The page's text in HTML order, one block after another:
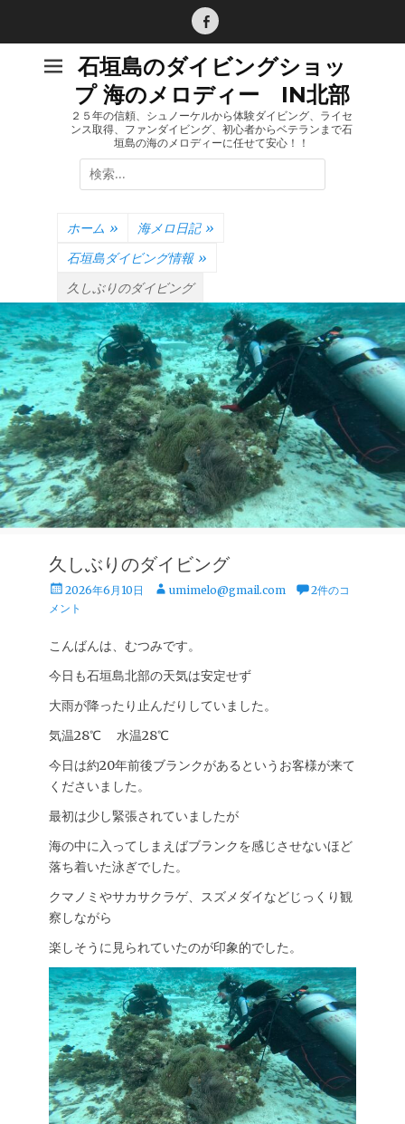
Facebook
石垣島のダイビングショッ
プ 海のメロディー IN北部
２５年の信頼、シュノーケルから体験ダイビング、ライセ
ンス取得、ファンダイビング、初心者からベテランまで石
垣島の海のメロディーに任せて安心！！
検
索:
ホーム » 海メロ日記 »
石垣島ダイビング情報 »
久しぶりのダイビング
久しぶりのダイビング
投
稿
2026年6月10日
投 umimelo@gmail.com
2件のコ
メント
こんばんは、むつみです。
今日も石垣島北部の天気は安定せず
大雨が降ったり止んだりしていました。
気温28℃ 水温28℃
今日は約20年前後ブランクがあるというお客様が来て
くださいました。
最初は少し緊張されていましたが
海の中に入ってしまえばブランクを感じさせないほど
落ち着いた泳ぎでした。
クマノミやサカサクラゲ、スズメダイなどじっくり観
察しながら
楽しそうに見られていたのが印象的でした。